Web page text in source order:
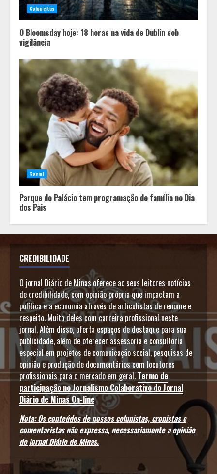
Colunistas
O Bloomsday hoje: 18 horas na vida de Dublin sob
vigilância
Social
Parque do Palácio tem programação de família no Dia
dos Pais
CREDIBILIDADE
O jornal Diário de Minas oferece ao seus leitores notícias
de credibilidade, com opinião própria que impactam a
política e a economia através de articulistas de renome e
respeito. Muito deles com carreira profissional neste
jornal. Além disso, oferta espaços de destaque para sua
publicidade, além de oferecer assessoria e consultoria
especial em projetos de comunicação social, pesquisas de
opinião e produção de documentários com locutores
profissionais para o mercado em geral.Termo de
participação no Jornalismo Colaborativo do Jornal
Diário de Minas On-line
Nota: Os conteúdos de nossos colunistas, cronistas e
comentaristas não expressa, necessariamente a opinião
do jornal Diário de Minas.